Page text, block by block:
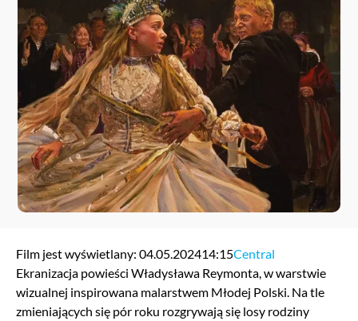
Film jest wyświetlany: 04.05.202414:15Central
Ekranizacja powieści Władysława Reymonta, w warstwie
wizualnej inspirowana malarstwem Młodej Polski. Na tle
zmieniających się pór roku rozgrywają się losy rodziny